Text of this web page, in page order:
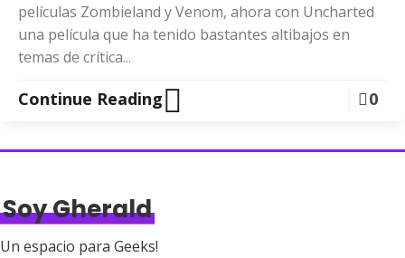
películas Zombieland y Venom, ahora con Uncharted
una película que ha tenido bastantes altibajos en
temas de crítica...
Continue Reading 0
Soy Gherald
Un espacio para Geeks!